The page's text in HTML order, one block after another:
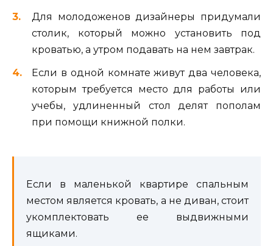
Для молодоженов дизайнеры придумали
столик, который можно установить под
кроватью, а утром подавать на нем завтрак.
Если в одной комнате живут два человека,
которым требуется место для работы или
учебы, удлиненный стол делят пополам
при помощи книжной полки.
Если в маленькой квартире спальным
местом является кровать, а не диван, стоит
укомплектовать ее выдвижными
ящиками.